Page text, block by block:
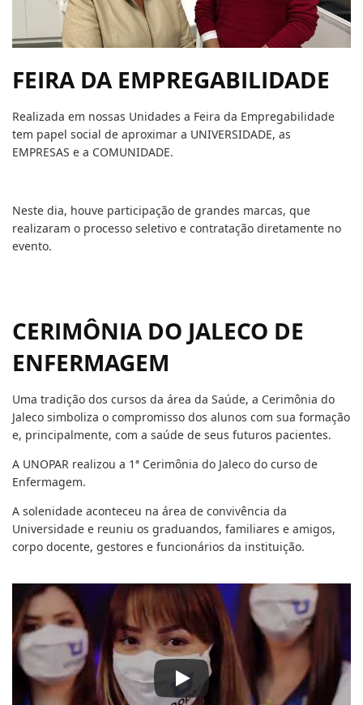
FEIRA DA EMPREGABILIDADE
Realizada em nossas Unidades a Feira da Empregabilidade
tem papel social de aproximar a UNIVERSIDADE, as
EMPRESAS e a COMUNIDADE.
Neste dia, houve participação de grandes marcas, que
realizaram o processo seletivo e contratação diretamente no
evento.
CERIMÔNIA DO JALECO DE
ENFERMAGEM
Uma tradição dos cursos da área da Saúde, a Cerimônia do
Jaleco simboliza o compromisso dos alunos com sua formação
e, principalmente, com a saúde de seus futuros pacientes.
A UNOPAR realizou a 1ª Cerimônia do Jaleco do curso de
Enfermagem.
A solenidade aconteceu na área de convivência da
Universidade e reuniu os graduandos, familiares e amigos,
corpo docente, gestores e funcionários da instituição.